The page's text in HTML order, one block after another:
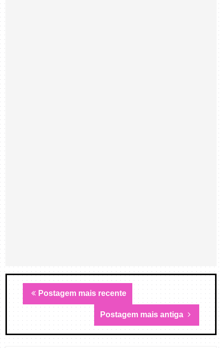
Postagem mais recente
Postagem mais antiga